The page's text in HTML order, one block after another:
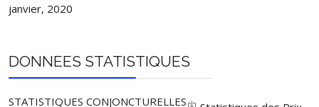
janvier, 2020
DONNEES STATISTIQUES
STATISTIQUES CONJONCTURELLES